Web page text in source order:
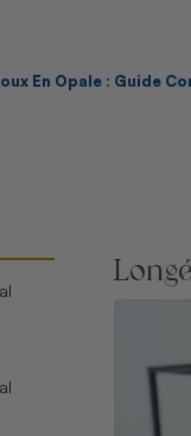
En Opale : Guide